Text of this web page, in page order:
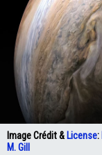
Image Crédit & License:
M. Gill